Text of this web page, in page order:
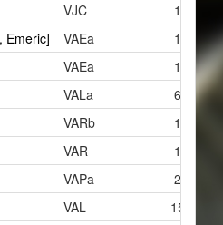
VJC
1
Emeric]
VAEa
1
VAEa
1
VALa
6
VARb
1
VAR
1
VAPa
2
VAL
15